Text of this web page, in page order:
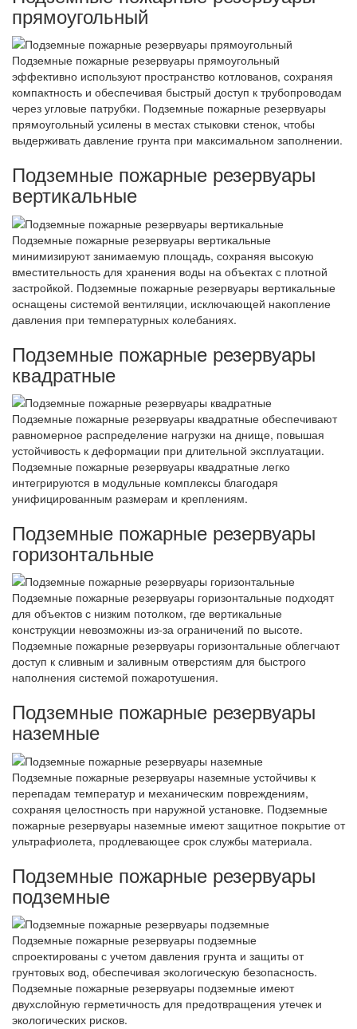
прямоугольный
Подземные пожарные резервуары прямоугольный
эффективно используют пространство котлованов, сохраняя
компактность и обеспечивая быстрый доступ к трубопроводам
через угловые патрубки. Подземные пожарные резервуары
прямоугольный усилены в местах стыковки стенок, чтобы
выдерживать давление грунта при максимальном заполнении.
Подземные пожарные резервуары
вертикальные
Подземные пожарные резервуары вертикальные
минимизируют занимаемую площадь, сохраняя высокую
вместительность для хранения воды на объектах с плотной
застройкой. Подземные пожарные резервуары вертикальные
оснащены системой вентиляции, исключающей накопление
давления при температурных колебаниях.
Подземные пожарные резервуары
квадратные
Подземные пожарные резервуары квадратные обеспечивают
равномерное распределение нагрузки на днище, повышая
устойчивость к деформации при длительной эксплуатации.
Подземные пожарные резервуары квадратные легко
интегрируются в модульные комплексы благодаря
унифицированным размерам и креплениям.
Подземные пожарные резервуары
горизонтальные
Подземные пожарные резервуары горизонтальные подходят
для объектов с низким потолком, где вертикальные
конструкции невозможны из-за ограничений по высоте.
Подземные пожарные резервуары горизонтальные облегчают
доступ к сливным и заливным отверстиям для быстрого
наполнения системой пожаротушения.
Подземные пожарные резервуары
наземные
Подземные пожарные резервуары наземные устойчивы к
перепадам температур и механическим повреждениям,
сохраняя целостность при наружной установке. Подземные
пожарные резервуары наземные имеют защитное покрытие от
ультрафиолета, продлевающее срок службы материала.
Подземные пожарные резервуары
подземные
Подземные пожарные резервуары подземные
спроектированы с учетом давления грунта и защиты от
грунтовых вод, обеспечивая экологическую безопасность.
Подземные пожарные резервуары подземные имеют
двухслойную герметичность для предотвращения утечек и
экологических рисков.